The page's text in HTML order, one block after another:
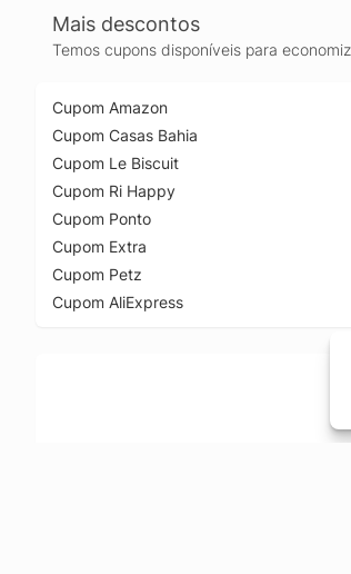
Mais descontos
Temos cupons disponíveis para
Cupom Amazon
Cupom Casas Bahia
Cupom Le Biscuit
Cupom Ri Happy
Cupom Ponto
Cupom Extra
Cupom Petz
Cupom AliExpress